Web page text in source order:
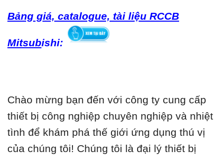
Bảng giá, catalogue, tài liệu RCCB
Mitsubishi:
Chào mừng bạn đến với công ty cung cấp
thiết bị công nghiệp chuyên nghiệp và nhiệt
tình để khám phá thế giới ứng dụng thú vị
của chúng tôi! Chúng tôi là đại lý thiết bị